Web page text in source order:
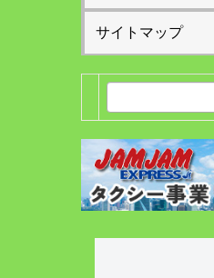
サイトマップ